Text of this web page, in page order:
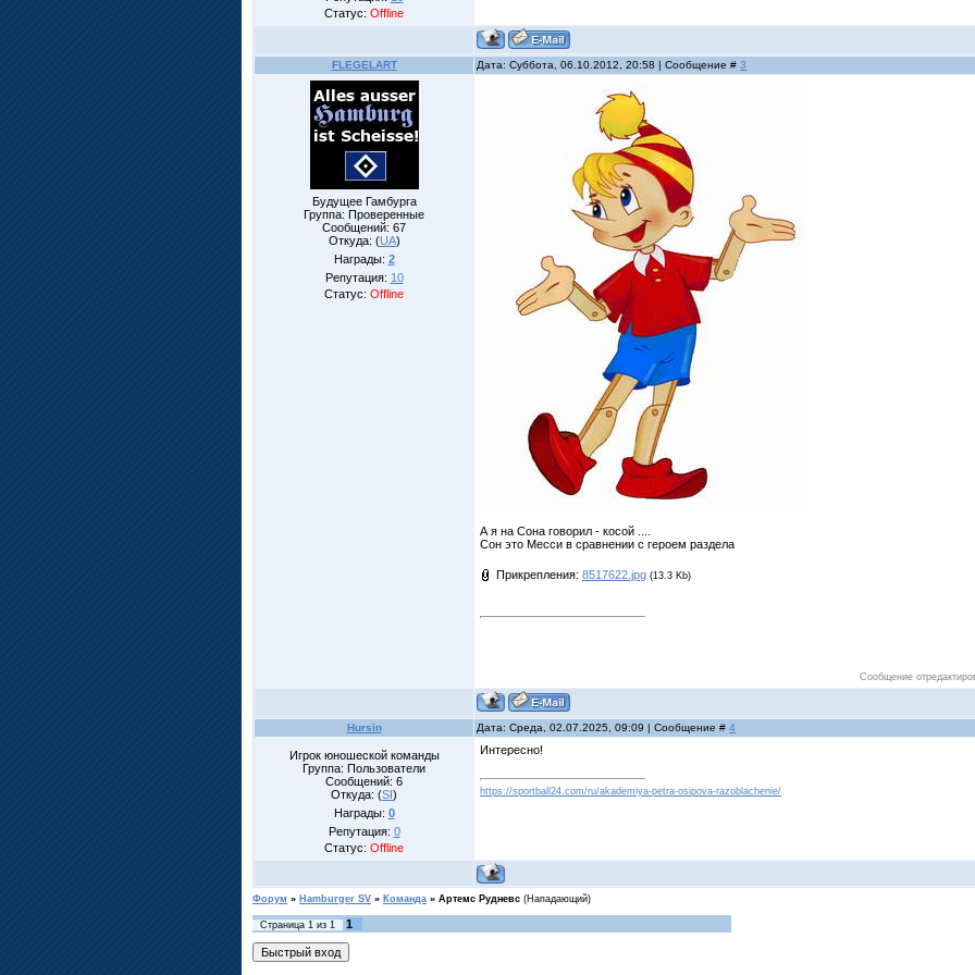
Статус: Offline
FLEGELART Дата: Суббота, 06.10.2012, 20:58 | Сообщение # 3
Будущее Гамбурга
Группа: Проверенные
Сообщений: 67
Откуда: (UA)
Награды: 2
Репутация: 10
Статус: Offline
А я на Сона говорил - косой ....
Сон это Месси в сравнении с героем раздела
Прикрепления: 8517622.jpg (13.3 Kb)
Сообщение
Hursin Дата: Среда, 02.07.2025, 09:09 | Сообщение # 4
Игрок юношеской команды
Группа: Пользователи
Сообщений: 6
Откуда: (SI)
Награды: 0
Репутация: 0
Статус: Offline
Интересно!
https://sportball24.com/ru/akademiya-petra-osipova-razoblachenie/
Форум » Hamburger SV » Команда » Артемс Рудневс (Нападающий)
Страница 1 из 1 1